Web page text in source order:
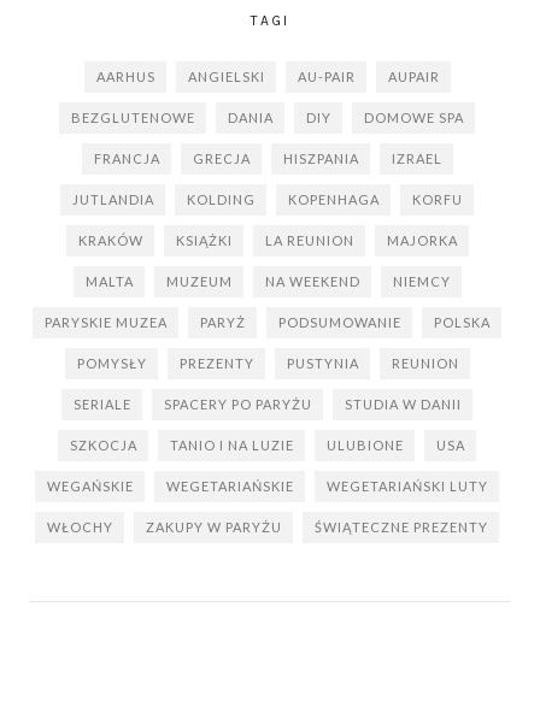
TAGI
AARHUS ANGIELSKI AU-PAIR AUPAIR
BEZGLUTENOWE DANIA DIY DOMOWE SPA
FRANCJA GRECJA HISZPANIA IZRAEL
JUTLANDIA KOLDING KOPENHAGA KORFU
KRAKÓW KSIĄŻKI LA REUNION MAJORKA
MALTA MUZEUM NA WEEKEND NIEMCY
PARYSKIE MUZEA PARYŻ PODSUMOWANIE POLSKA
POMYSŁY PREZENTY PUSTYNIA REUNION
SERIALE SPACERY PO PARYŻU STUDIA W DANII
SZKOCJA TANIO I NA LUZIE ULUBIONE USA
WEGAŃSKIE WEGETARIAŃSKIE WEGETARIAŃSKI LUTY
WŁOCHY ZAKUPY W PARYŻU ŚWIĄTECZNE PREZENTY